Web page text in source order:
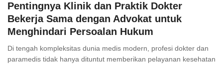
Pentingnya Klinik dan Praktik Dokter
Bekerja Sama dengan Advokat untuk
Menghindari Persoalan Hukum
Di tengah kompleksitas dunia medis modern, profesi dokter dan
paramedis tidak hanya dituntut memberikan pelayanan kesehatan